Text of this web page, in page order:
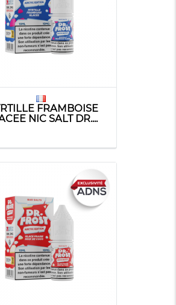
FRAMBOISE
NIC SALT DR....